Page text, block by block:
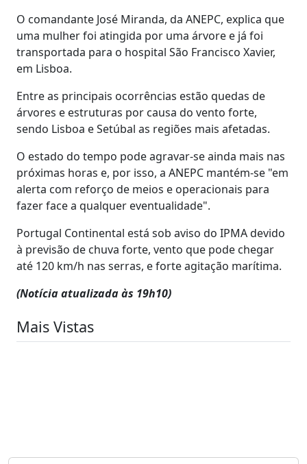
O comandante José Miranda, da ANEPC, explica que
uma mulher foi atingida por uma árvore e já foi
transportada para o hospital São Francisco Xavier,
em Lisboa.
Entre as principais ocorrências estão quedas de
árvores e estruturas por causa do vento forte,
sendo Lisboa e Setúbal as regiões mais afetadas.
O estado do tempo pode agravar-se ainda mais nas
próximas horas e, por isso, a ANEPC mantém-se "em
alerta com reforço de meios e operacionais para
fazer face a qualquer eventualidade".
Portugal Continental está sob aviso do IPMA devido
à previsão de chuva forte, vento que pode chegar
até 120 km/h nas serras, e forte agitação marítima.
(Notícia atualizada às 19h10)
Mais Vistas